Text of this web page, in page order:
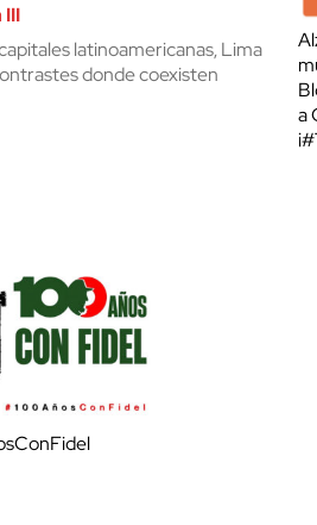
latinoamericanas, Lima
donde coexisten
a